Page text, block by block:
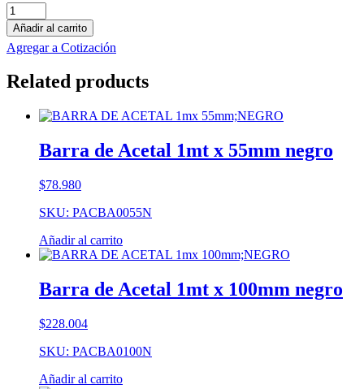
Barra
de
PE-
HMW
x
cantidad
Añadir al carrito
Agregar a Cotización
Related products
Barra de Acetal 1mt x 55mm negro
$78.980
SKU: PACBA0055N
Añadir al carrito
Barra de Acetal 1mt x 100mm negro
$228.004
SKU: PACBA0100N
Añadir al carrito